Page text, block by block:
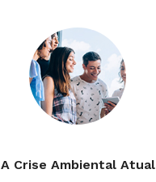
A Crise Ambiental Atual